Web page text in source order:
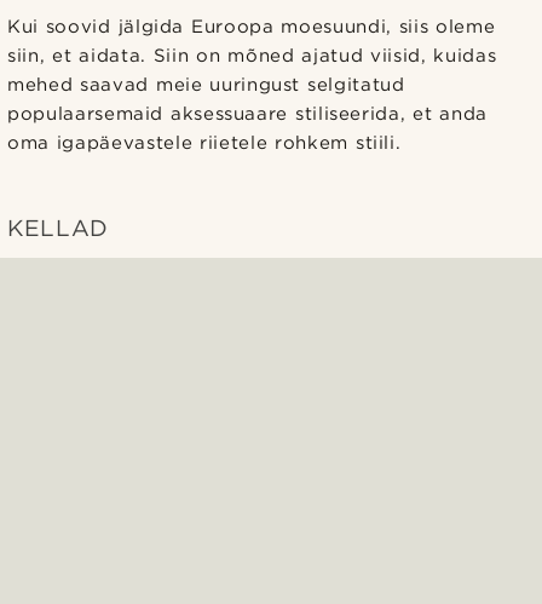
Kui soovid jälgida Euroopa moesuundi, siis oleme
siin, et aidata. Siin on mõned ajatud viisid, kuidas
mehed saavad meie uuringust selgitatud
populaarsemaid aksessuaare stiliseerida, et anda
oma igapäevastele riietele rohkem stiili.
KELLAD